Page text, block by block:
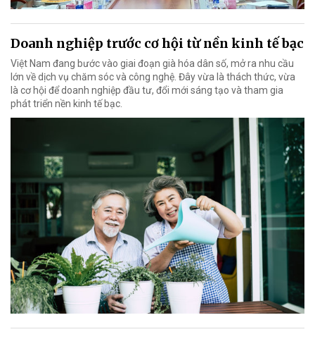
Doanh nghiệp trước cơ hội từ nền kinh tế bạc
Việt Nam đang bước vào giai đoạn già hóa dân số, mở ra nhu cầu
lớn về dịch vụ chăm sóc và công nghệ. Đây vừa là thách thức, vừa
là cơ hội để doanh nghiệp đầu tư, đổi mới sáng tạo và tham gia
phát triển nền kinh tế bạc.